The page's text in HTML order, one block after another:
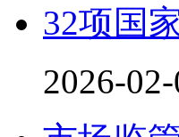
32项国
2026-